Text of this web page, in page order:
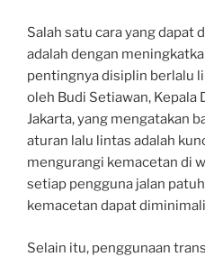
Salah satu cara yang dapat
adalah dengan
pentingnya disiplin berlalu
oleh Budi Setiawan, Kepala
Jakarta, yang mengatakan
aturan lalu lintas adalah
mengurangi kemacetan di
setiap pengguna jalan
kemacetan dapat
Selain itu, penggunaan